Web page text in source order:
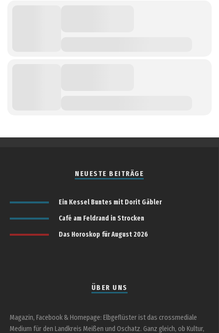
NEUESTE BEITRÄGE
Ein Kessel Buntes mit Dorit Gäbler
Café am Feldrand in Strocken
Das Horoskop für August 2026
ÜBER UNS
Magazin, Facebook & Homepage: Elbgeflüster ist das crossmediale
Medium für den Landkreis Meißen und Oschatz. Ganz gleich, ob Kultur,